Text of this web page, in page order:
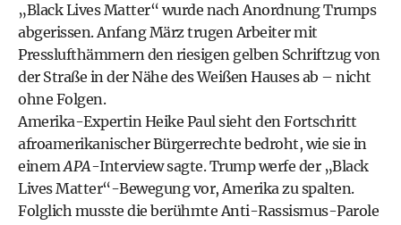
„Black Lives Matter“ wurde nach Anordnung Trumps
abgerissen. Anfang März trugen Arbeiter mit
Presslufthämmern den riesigen gelben Schriftzug von
der Straße in der Nähe des Weißen Hauses ab – nicht
ohne Folgen.
Amerika-Expertin Heike Paul sieht den Fortschritt
afroamerikanischer Bürgerrechte bedroht, wie sie in
einemAPA-Interview sagte. Trump werfe der „Black
Lives Matter“-Bewegung vor, Amerika zu spalten.
Folglich musste die berühmte Anti-Rassismus-Parole